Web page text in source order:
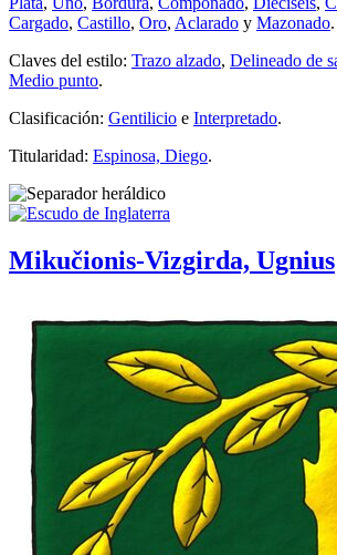
Cargado, Castillo, Oro, Aclarado y Mazonado.
Claves del estilo: Trazo alzado, Delineado de
Medio punto.
Clasificación: Gentilicio e Interpretado.
Titularidad: Espinosa, Diego.
Mikučionis-Vizgirda, Ugnius